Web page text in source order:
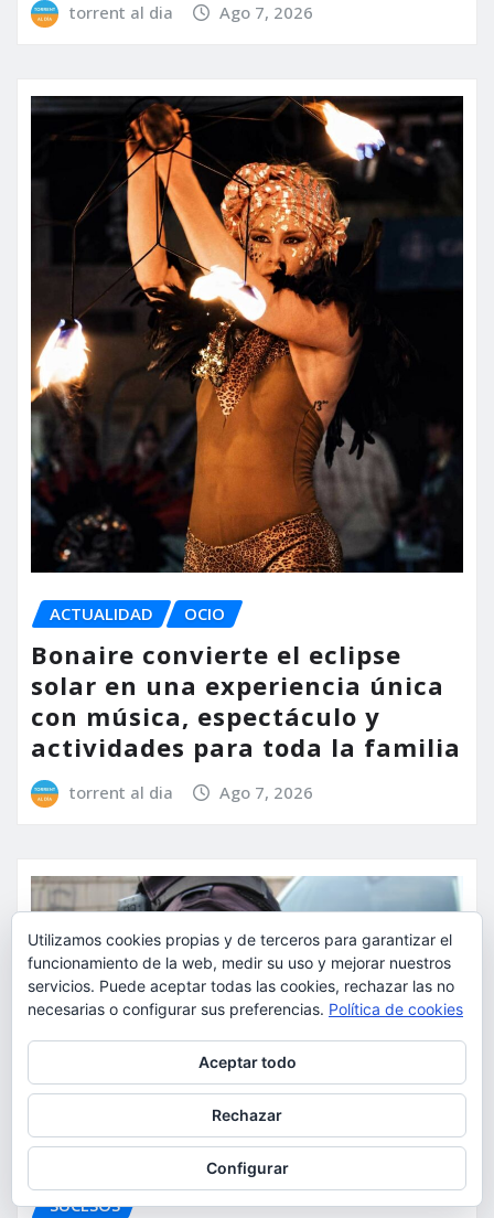
torrent al dia Ago 7, 2026
ACTUALIDAD OCIO
Bonaire convierte el eclipse
solar en una experiencia única
con música, espectáculo y
actividades para toda la familia
torrent al dia Ago 7, 2026
SUCESOS
Utilizamos cookies propias y de terceros para garantizar el
funcionamiento de la web, medir su uso y mejorar nuestros
servicios. Puede aceptar todas las cookies, rechazar las no
necesarias o configurar sus preferencias. Política de cookies
Aceptar todo
Rechazar
Configurar
Para obtener más información, incluido cómo gestionar las cookies,